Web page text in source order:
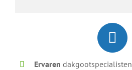
Ervaren dakgootspecialisten